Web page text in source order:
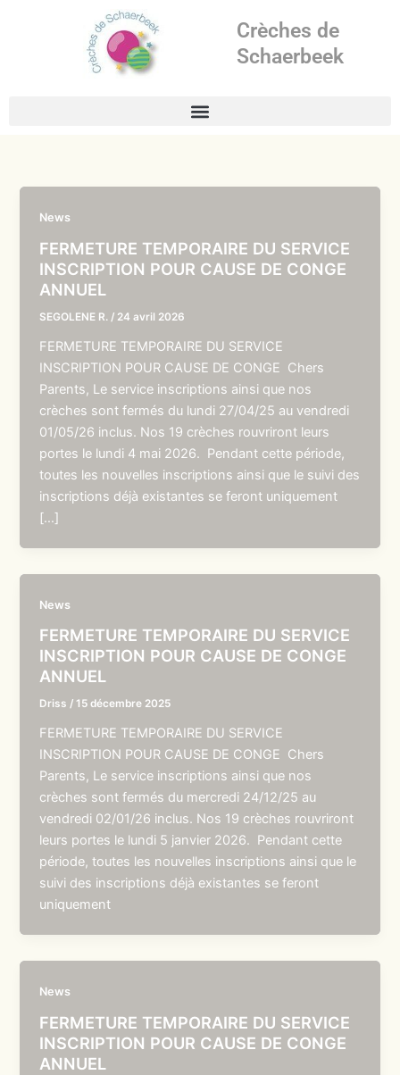
Crèches de
Schaerbeek
News
FERMETURE TEMPORAIRE DU SERVICE
INSCRIPTION POUR CAUSE DE CONGE
ANNUEL
SEGOLENE R. / 24 avril 2026
FERMETURE TEMPORAIRE DU SERVICE
INSCRIPTION POUR CAUSE DE CONGE Chers
Parents, Le service inscriptions ainsi que nos
crèches sont fermés du lundi 27/04/25 au vendredi
01/05/26 inclus. Nos 19 crèches rouvriront leurs
portes le lundi 4 mai 2026. Pendant cette période,
toutes les nouvelles inscriptions ainsi que le suivi des
inscriptions déjà existantes se feront uniquement
[…]
News
FERMETURE TEMPORAIRE DU SERVICE
INSCRIPTION POUR CAUSE DE CONGE
ANNUEL
Driss /15 décembre 2025
FERMETURE TEMPORAIRE DU SERVICE
INSCRIPTION POUR CAUSE DE CONGE Chers
Parents, Le service inscriptions ainsi que nos
crèches sont fermés du mercredi 24/12/25 au
vendredi 02/01/26 inclus. Nos 19 crèches rouvriront
leurs portes le lundi 5 janvier 2026. Pendant cette
période, toutes les nouvelles inscriptions ainsi que le
suivi des inscriptions déjà existantes se feront
uniquement
News
FERMETURE TEMPORAIRE DU SERVICE
INSCRIPTION POUR CAUSE DE CONGE
ANNUEL